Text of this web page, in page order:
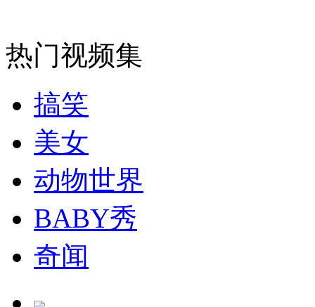
热门视频集
搞笑
美女
动物世界
BABY秀
奇闻